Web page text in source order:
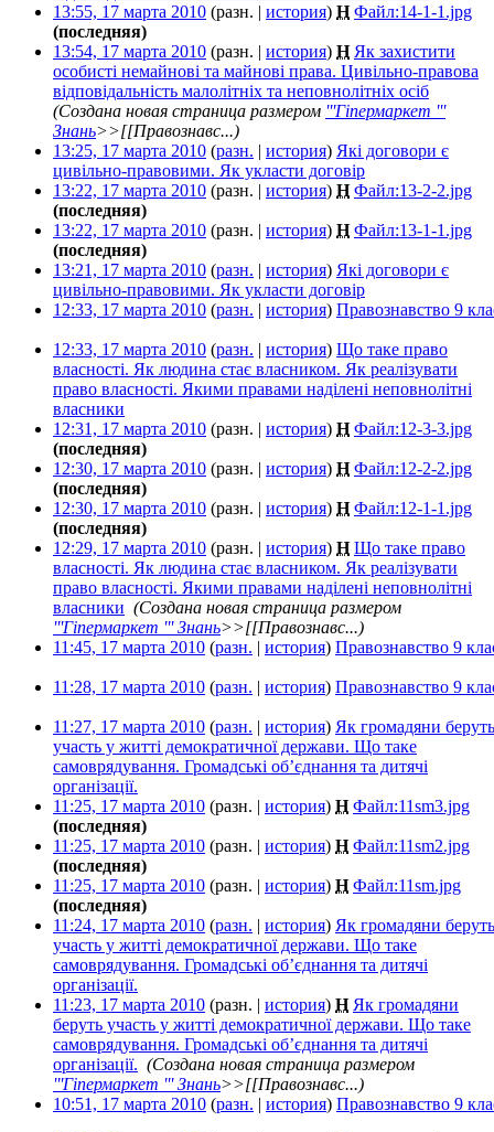
13:55, 17 марта 2010 (разн. | история) Н Файл:14-1-1.jpg
(последняя)
13:54, 17 марта 2010 (разн. | история) Н Як захистити
особисті немайнові та майнові права. Цивільно-правова
відповідальність малолітніх та неповнолітніх осіб
(Создана новая страница размером '''Гіпермаркет '''
Знань>>[[Правознавс...)
13:25, 17 марта 2010 (разн. | история) Які договори є
цивільно-правовими. Як укласти договір
13:22, 17 марта 2010 (разн. | история) Н Файл:13-2-2.jpg
(последняя)
13:22, 17 марта 2010 (разн. | история) Н Файл:13-1-1.jpg
(последняя)
13:21, 17 марта 2010 (разн. | история) Які договори є
цивільно-правовими. Як укласти договір
12:33, 17 марта 2010 (разн. | история) Правознавство 9
12:33, 17 марта 2010 (разн. | история) Що таке право
власності. Як людина стає власником. Як реалізувати
право власності. Якими правами наділені неповнолітні
власники
12:31, 17 марта 2010 (разн. | история) Н Файл:12-3-3.jpg
(последняя)
12:30, 17 марта 2010 (разн. | история) Н Файл:12-2-2.jpg
(последняя)
12:30, 17 марта 2010 (разн. | история) Н Файл:12-1-1.jpg
(последняя)
12:29, 17 марта 2010 (разн. | история) Н Що таке право
власності. Як людина стає власником. Як реалізувати
право власності. Якими правами наділені неповнолітні
власники (Создана новая страница размером
'''Гіпермаркет ''' Знань>>[[Правознавс...)
11:45, 17 марта 2010 (разн. | история) Правознавство 9
11:28, 17 марта 2010 (разн. | история) Правознавство 9
11:27, 17 марта 2010 (разн. | история) Як громадяни беруть
участь у житті демократичної держави. Що таке
самоврядування. Громадські об’єднання та дитячі
організації.
11:25, 17 марта 2010 (разн. | история) Н Файл:11sm3.jpg
(последняя)
11:25, 17 марта 2010 (разн. | история) Н Файл:11sm2.jpg
(последняя)
11:25, 17 марта 2010 (разн. | история) Н Файл:11sm.jpg
(последняя)
11:24, 17 марта 2010 (разн. | история) Як громадяни беруть
участь у житті демократичної держави. Що таке
самоврядування. Громадські об’єднання та дитячі
організації.
11:23, 17 марта 2010 (разн. | история) Н Як громадяни
беруть участь у житті демократичної держави. Що таке
самоврядування. Громадські об’єднання та дитячі
організації. (Создана новая страница размером
'''Гіпермаркет ''' Знань>>[[Правознавс...)
10:51, 17 марта 2010 (разн. | история) Правознавство 9